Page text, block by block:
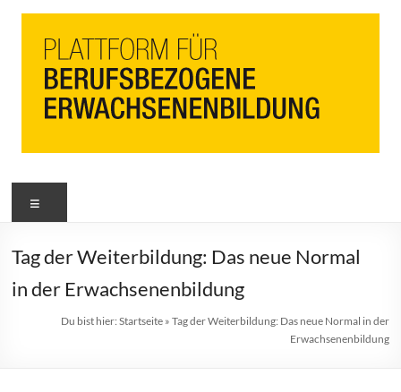
PbEB
Plattform
berufsbezogene
Tag der Weiterbildung: Das neue Normal
in der Erwachsenenbildung
Du bist hier: Startseite» Tag der Weiterbildung: Das neue Normal in der
Erwachsenenbildung